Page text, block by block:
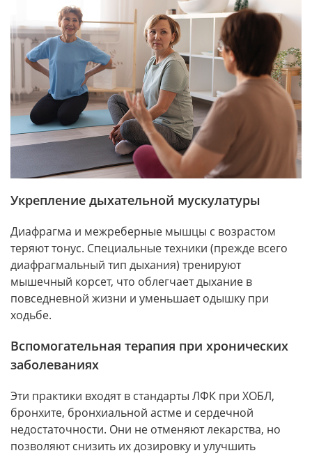
Укрепление дыхательной мускулатуры
Диафрагма и межреберные мышцы с возрастом
теряют тонус. Специальные техники (прежде всего
диафрагмальный тип дыхания) тренируют
мышечный корсет, что облегчает дыхание в
повседневной жизни и уменьшает одышку при
ходьбе.
Вспомогательная терапия при хронических
заболеваниях
Эти практики входят в стандарты ЛФК при ХОБЛ,
бронхите, бронхиальной астме и сердечной
недостаточности. Они не отменяют лекарства, но
позволяют снизить их дозировку и улучшить